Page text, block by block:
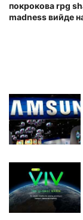
покрокова rpg
madness вийде